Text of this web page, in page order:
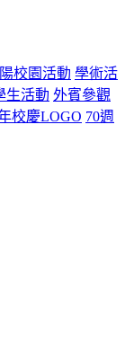
校園活動 學術活
生活動 外賓參觀
校慶LOGO 70週